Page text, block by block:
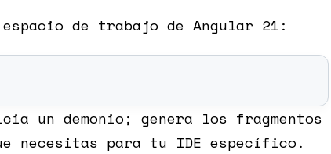
de trabajo de Angular 21:
un demonio; genera los fragmentos
necesitas para tu IDE específico.